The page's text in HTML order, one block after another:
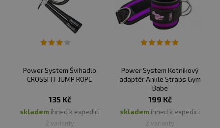
Power System Švihadlo
CROSSFIT JUMP ROPE
135 Kč
skladem ihned k expedici
2 varianty
Power System Kotníkový
adaptér Ankle Straps Gym
Babe
199 Kč
skladem ihned k expedici
2 varianty